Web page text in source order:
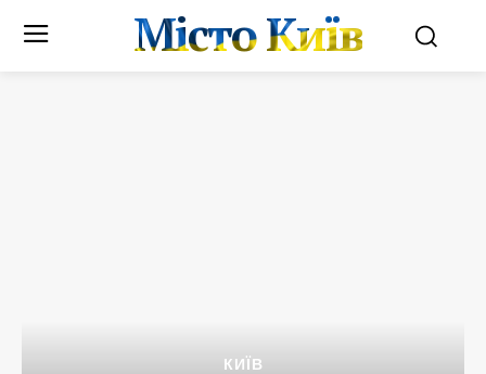
Місто Київ
КИЇВ